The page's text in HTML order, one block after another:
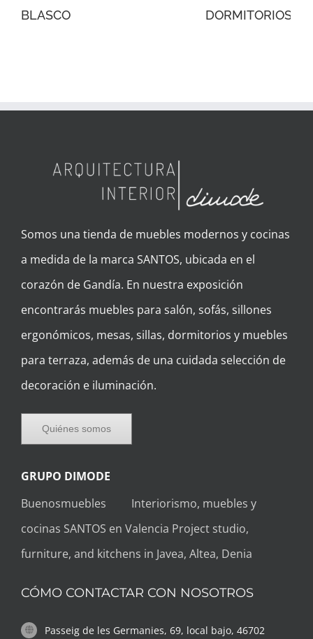
COMEDORES
Somos una tienda de muebles modernos y cocinas
a medida de la marca SANTOS, ubicada en el
corazón de Gandía. En nuestra exposición
encontrarás muebles para salón, sofás, sillones
ergonómicos, mesas, sillas, dormitorios y muebles
para terraza, además de una cuidada selección de
decoración e iluminación.
Quiénes somos
GRUPO DIMODE
Buenosmuebles
Interiorismo, muebles y
cocinas SANTOS en Valencia Project studio,
furniture, and kitchens in Javea, Altea, Denia
CÓMO CONTACTAR CON NOSOTROS
Passeig de les Germanies, 69, local bajo, 46702